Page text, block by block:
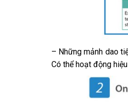
– Những mảnh dao
Có thể hoạt động